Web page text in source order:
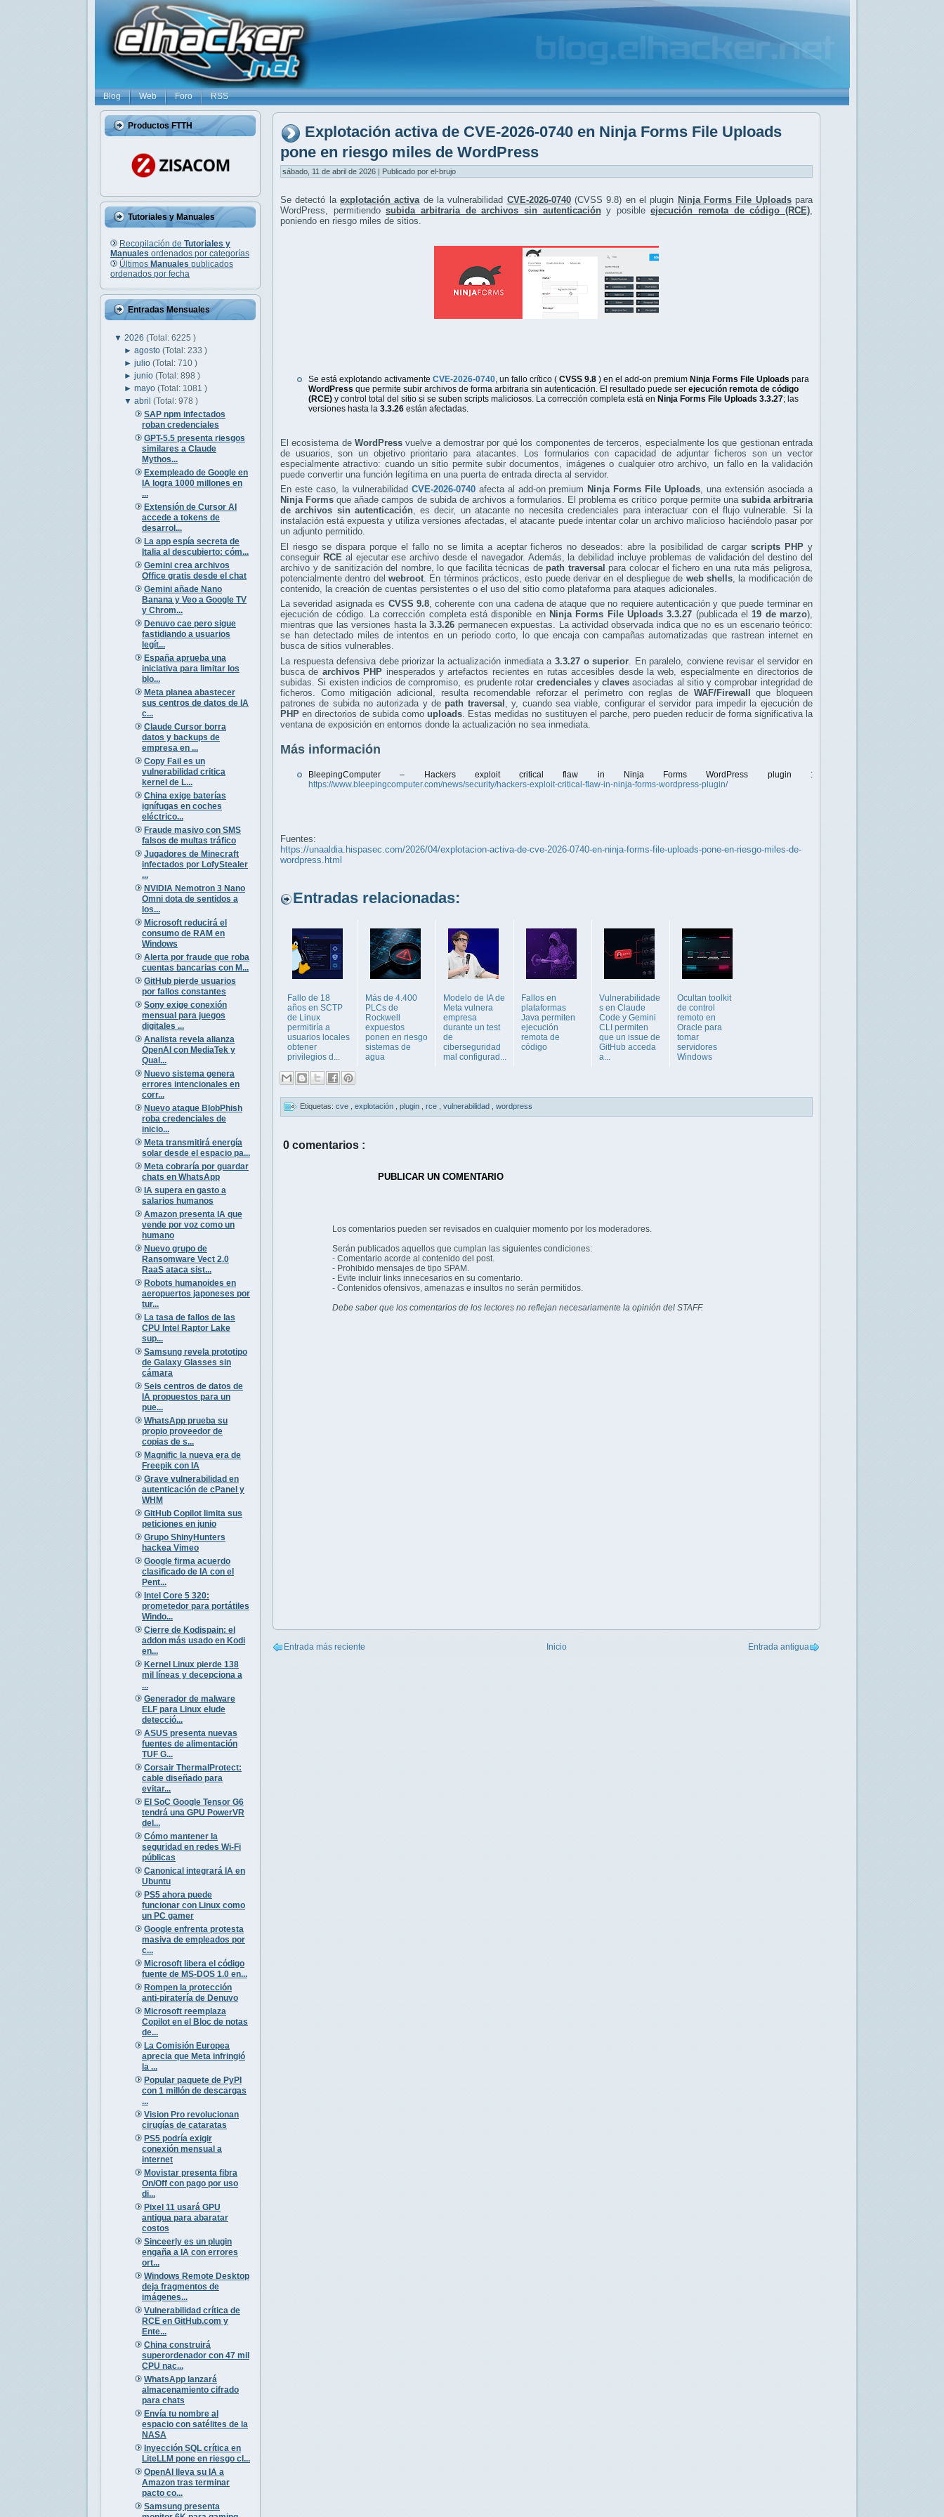
Blog Web Foro RSS
Productos FTTH
Tutoriales y Manuales
Recopilación de Tutoriales y
Manuales ordenados por categorías
Últimos Manuales publicados
ordenados por fecha
Entradas Mensuales
▼ 2026 (Total: 6225 )
►agosto(Total: 233 )
►julio(Total: 710 )
►junio(Total: 898 )
►mayo(Total: 1081 )
▼abril(Total: 978 )
SAP npm infectados
roban credenciales
GPT-5.5 presenta riesgos
similares a Claude
Mythos...
Exempleado de Google en
IA logra 1000 millones en
...
Extensión de Cursor AI
accede a tokens de
desarrol...
La app espía secreta de
Italia al descubierto: cóm...
Gemini crea archivos
Office gratis desde el chat
Gemini añade Nano
Banana y Veo a Google TV
y Chrom...
Denuvo cae pero sigue
fastidiando a usuarios
legít...
España aprueba una
iniciativa para limitar los
blo...
Meta planea abastecer
sus centros de datos de IA
c...
Claude Cursor borra
datos y backups de
empresa en ...
Copy Fail es un
vulnerabilidad critica
kernel de L...
China exige baterías
ignífugas en coches
eléctrico...
Fraude masivo con SMS
falsos de multas tráfico
Jugadores de Minecraft
infectados por LofyStealer
...
NVIDIA Nemotron 3 Nano
Omni dota de sentidos a
los...
Microsoft reducirá el
consumo de RAM en
Windows
Alerta por fraude que roba
cuentas bancarias con M...
GitHub pierde usuarios
por fallos constantes
Sony exige conexión
mensual para juegos
digitales ...
Analista revela alianza
OpenAI con MediaTek y
Qual...
Nuevo sistema genera
errores intencionales en
corr...
Nuevo ataque BlobPhish
roba credenciales de
inicio...
Meta transmitirá energía
solar desde el espacio pa...
Meta cobraría por guardar
chats en WhatsApp
IA supera en gasto a
salarios humanos
Amazon presenta IA que
vende por voz como un
humano
Nuevo grupo de
Ransomware Vect 2.0
RaaS ataca sist...
Robots humanoides en
aeropuertos japoneses por
tur...
La tasa de fallos de las
CPU Intel Raptor Lake
sup...
Samsung revela prototipo
de Galaxy Glasses sin
cámara
Seis centros de datos de
IA propuestos para un
pue...
WhatsApp prueba su
propio proveedor de
copias de s...
Magnific la nueva era de
Freepik con IA
Grave vulnerabilidad en
autenticación de cPanel y
WHM
GitHub Copilot limita sus
peticiones en junio
Grupo ShinyHunters
hackea Vimeo
Google firma acuerdo
clasificado de IA con el
Pent...
Intel Core 5 320:
prometedor para portátiles
Windo...
Cierre de Kodispain: el
addon más usado en Kodi
en...
Kernel Linux pierde 138
mil líneas y decepciona a
...
Generador de malware
ELF para Linux elude
detecció...
ASUS presenta nuevas
fuentes de alimentación
TUF G...
Corsair ThermalProtect:
cable diseñado para
evitar...
El SoC Google Tensor G6
tendrá una GPU PowerVR
del...
Cómo mantener la
seguridad en redes Wi-Fi
públicas
Canonical integrará IA en
Ubuntu
PS5 ahora puede
funcionar con Linux como
un PC gamer
Google enfrenta protesta
masiva de empleados por
c...
Microsoft libera el código
fuente de MS-DOS 1.0 en...
Rompen la protección
anti-piratería de Denuvo
Microsoft reemplaza
Copilot en el Bloc de notas
de...
La Comisión Europea
aprecia que Meta infringió
la ...
Popular paquete de PyPI
con 1 millón de descargas
...
Vision Pro revolucionan
cirugías de cataratas
PS5 podría exigir
conexión mensual a
internet
Movistar presenta fibra
On/Off con pago por uso
di...
Pixel 11 usará GPU
antigua para abaratar
costos
Sinceerly es un plugin
engaña a IA con errores
ort...
Windows Remote Desktop
deja fragmentos de
imágenes...
Vulnerabilidad crítica de
RCE en GitHub.com y
Ente...
China construirá
superordenador con 47 mil
CPU nac...
WhatsApp lanzará
almacenamiento cifrado
para chats
Envía tu nombre al
espacio con satélites de la
NASA
Inyección SQL crítica en
LiteLLM pone en riesgo cl...
OpenAI lleva su IA a
Amazon tras terminar
pacto co...
Samsung presenta
Explotación activa de CVE-2026-0740 en Ninja Forms File Uploads
pone en riesgo miles de WordPress
sábado, 11 de abril de 2026 | Publicado por el-brujo
Se detectó la explotación activa de la vulnerabilidad CVE-2026-0740(CVSS 9.8) en el plugin Ninja Forms File Uploadspara
WordPress, permitiendosubida arbitraria de archivos sin autenticacióny posibleejecución remota de código (RCE)
poniendo en riesgo miles de sitios.
Se está explotando activamente CVE-2026-0740, un fallo crítico ( CVSS 9.8 ) en el add-on premium Ninja Forms File Uploads para
WordPress que permite subir archivos de forma arbitraria sin autenticación. El resultado puede ser ejecución remota de código
(RCE) y control total del sitio si se suben scripts maliciosos. La corrección completa está en Ninja Forms File Uploads 3.3.27; las
versiones hasta la 3.3.26 están afectadas.
El ecosistema deWordPress vuelve a demostrar por qué los componentes de terceros, especialmente los que gestionan entrada
de usuarios, son un objetivo prioritario para atacantes. Los formularios con capacidad de adjuntar ficheros son un vector
especialmente atractivo: cuando un sitio permite subir documentos, imágenes o cualquier otro archivo, un fallo en la validación
puede convertir una función legítima en una puerta de entrada directa al servidor.
En este caso, la vulnerabilidad CVE-2026-0740afecta al add-on premium Ninja Forms File Uploads, una extensión asociada a
Ninja Forms que añade campos de subida de archivos a formularios. El problema es crítico porque permite una subida arbitraria
de archivos sin autenticación, es decir, un atacante no necesita credenciales para interactuar con el flujo vulnerable. Si la
instalación está expuesta y utiliza versiones afectadas, el atacante puede intentar colar un archivo malicioso haciéndolo pasar por
un adjunto permitido.
El riesgo se dispara porque el fallo no se limita a aceptar ficheros no deseados: abre la posibilidad de cargarscripts PHP y
conseguir RCE al ejecutar ese archivo desde el navegador. Además, la debilidad incluye problemas de validación del destino del
archivo y de sanitización del nombre, lo que facilita técnicas de path traversal para colocar el fichero en una ruta más peligrosa,
potencialmente dentro del webroot . En términos prácticos, esto puede derivar en el despliegue de web shells , la modificación de
contenido, la creación de cuentas persistentes o el uso del sitio como plataforma para ataques adicionales.
La severidad asignada es CVSS 9.8, coherente con una cadena de ataque que no requiere autenticación y que puede terminar en
ejecución de código. La corrección completa está disponible en Ninja Forms File Uploads 3.3.27 (publicada el19 de marzo),
mientras que las versiones hasta la3.3.26 permanecen expuestas. La actividad observada indica que no es un escenario teórico:
se han detectado miles de intentos en un periodo corto, lo que encaja con campañas automatizadas que rastrean internet en
busca de sitios vulnerables.
La respuesta defensiva debe priorizar la actualización inmediata a 3.3.27 o superior . En paralelo, conviene revisar el servidor en
busca de archivos PHP inesperados y artefactos recientes en rutas accesibles desde la web, especialmente en directorios de
subidas. Si existen indicios de compromiso, es prudente rotar credencialesyclaves asociadas al sitio y comprobar integridad de
ficheros. Como mitigación adicional, resulta recomendable reforzar el perímetro con reglas de WAF/Firewall
que bloqueen
patrones de subida no autorizada y de path traversal
, y, cuando sea viable, configurar el servidor para impedir la ejecución de
PHP en directorios de subida comouploads . Estas medidas no sustituyen el parche, pero pueden reducir de forma significativa la
ventana de exposición en entornos donde la actualización no sea inmediata.
Más información
BleepingComputer – Hackers exploit critical flaw in Ninja Forms WordPress plugin :
https://www.bleepingcomputer.com/news/security/hackers-exploit-critical-flaw-in-ninja-forms-wordpress-plugin/
Fuentes:
https://unaaldia.hispasec.com/2026/04/explotacion-activa-de-cve-2026-0740-en-ninja-forms-file-uploads-pone-en-riesgo-miles-de-
wordpress.html
Entradas relacionadas:
Fallo de 18
años en SCTP
de Linux
permitiría a
usuarios locales
obtener
privilegios d...
Más de 4.400
PLCs de
Rockwell
expuestos
ponen en riesgo
sistemas de
agua
Modelo de IA de
Meta vulnera
empresa
durante un test
de
ciberseguridad
mal configurad...
Fallos en
plataformas
Java permiten
ejecución
remota de
código
Vulnerabilidade
s en Claude
Code y Gemini
CLI permiten
que un issue de
GitHub acceda
a...
Ocultan toolkit
de control
remoto en
Oracle para
tomar
servidores
Windows
Etiquetas: cve explotación plugin rce vulnerabilidad wordpress
0 comentarios :
PUBLICAR UN COMENTARIO
Los comentarios pueden ser revisados en cualquier momento por los moderadores.
Serán publicados aquellos que cumplan las siguientes condiciones:
- Comentario acorde al contenido del post.
- Prohibido mensajes de tipo SPAM.
- Evite incluir links innecesarios en su comentario.
- Contenidos ofensivos, amenazas e insultos no serán permitidos.
Debe saber que los comentarios de los lectores no reflejan necesariamente la opinión del STAFF.
Entrada más reciente Entrada antigua
Inicio